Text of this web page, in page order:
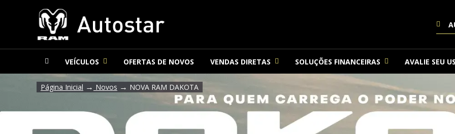
VEÍCULOS OFERTAS DE NOVOS VENDAS DIRETAS SOLUÇÕES FINANCEIRAS AVALIE SEU
Página Inicial → Novos → NOVA RAM DAKOTA